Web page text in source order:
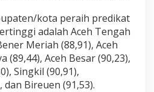
kota peraih predikat
adalah Aceh Tengah
Meriah (88,91), Aceh
(89,44), Aceh Besar (90,23),
Singkil (90,91),
dan Bireuen (91,53).